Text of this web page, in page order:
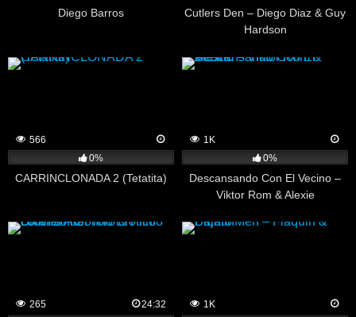
Diego Barros
Cutlers Den – Diego Diaz & Guy
Hardson
566
0%
CARRINCLONADA 2 (Tetatita)
1K
0%
Descansando Con El Vecino –
Viktor Rom & Alexie
265
24:32
1K